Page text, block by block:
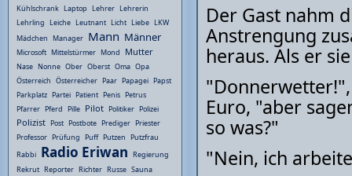
Der Gast nahm
Anstrengung
heraus. Als er
Euro, "aber
so was?"
"Nein, ich
Kühlschrank Laptop Lehrer Lehrerin
Lehrling Leiche Leutnant Licht Liebe LKW
Mädchen Manager Mann Männer
Microsoft Mittelstürmer Mond Mutter
Nase Nonne Ober Oberst Oma Opa
Österreich Österreicher Paar Papagei Papst
Parkplatz Partei Patient Penis Petrus
Pfarrer Pferd Pille Pilot Politiker Polizei
Polizist Post Postbote Prediger Priester
Professor Prüfung Puff Putzen Putzfrau
Rabbi Radio Eriwan Regierung
Rekrut Reporter Richter Russe Sauna